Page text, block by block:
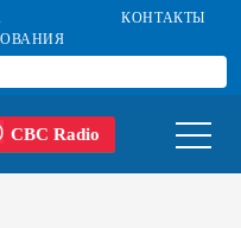
КОНТАКТЫ
CBC Radio